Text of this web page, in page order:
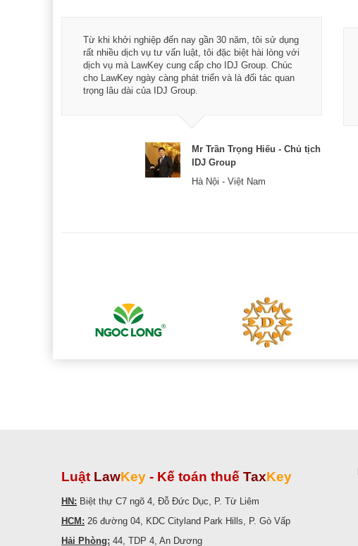
Từ khi khởi nghiệp đến nay gần 30 năm, tôi sử dụng
rất nhiều dịch vụ tư vấn luật, tôi đặc biệt hài lòng với
dịch vụ mà LawKey cung cấp cho IDJ Group. Chúc
cho LawKey ngày càng phát triển và là đối tác quan
trọng lâu dài của IDJ Group.
Mr Trần Trọng Hiếu - Chủ tịch
IDJ Group
Hà Nội - Việt Nam
Luật LawKey - Kế toán thuế TaxKey
HN: Biệt thự C7 ngõ 4, Đỗ Đức Dục, P. Từ Liêm
HCM: 26 đường 04, KDC Cityland Park Hills, P. Gò Vấp
Hải Phòng: 44, TDP 4, An Dương